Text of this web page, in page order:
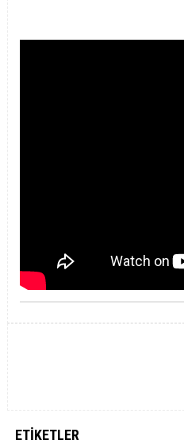
ETIKETLER